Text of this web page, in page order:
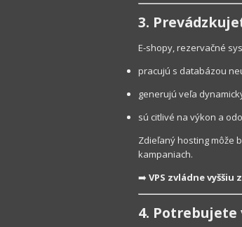
3.
E-shopy, rezervačné
pracujú s databázou
generujú veľa
sú citlivé na výkon a
Zdieľaný hosting môže
kampaniach.
➡️VPS zvládne vyššiu
4.